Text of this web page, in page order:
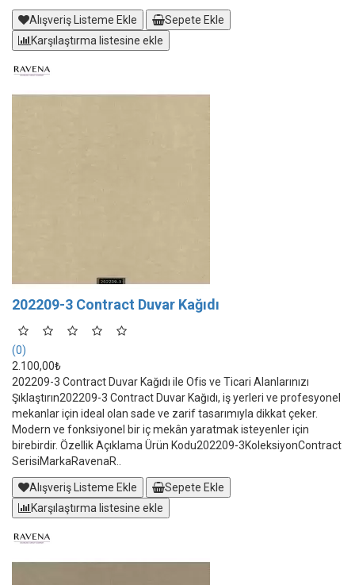
Alışveriş Listeme Ekle
Sepete Ekle
Karşılaştırma listesine ekle
202209-3 Contract Duvar Kağıdı
(0)
2.100,00₺
202209-3 Contract Duvar Kağıdı ile Ofis ve Ticari Alanlarınızı
Şıklaştırın202209-3 Contract Duvar Kağıdı, iş yerleri ve profesyonel
mekanlar için ideal olan sade ve zarif tasarımıyla dikkat çeker.
Modern ve fonksiyonel bir iç mekân yaratmak isteyenler için
birebirdir. Özellik Açıklama Ürün Kodu202209-3KoleksiyonContract
SerisiMarkaRavenaR..
Alışveriş Listeme Ekle
Sepete Ekle
Karşılaştırma listesine ekle